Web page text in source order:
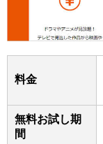
料金
無料お試し期
間